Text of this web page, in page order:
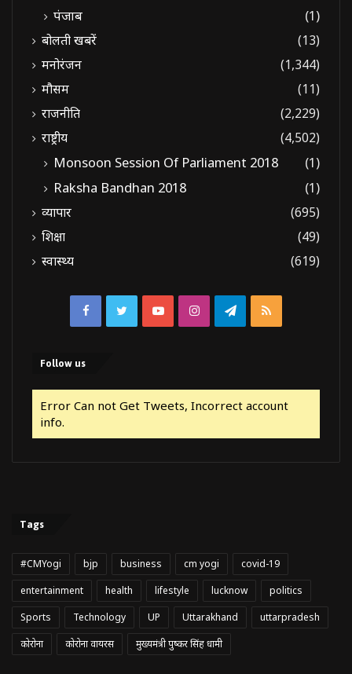
पंजाब
(1)
बोलती खबरें
(13)
मनोरंजन
(1,344)
मौसम
(11)
राजनीति
(2,229)
राष्ट्रीय
(4,502)
Monsoon Session Of Parliament 2018
(1)
Raksha Bandhan 2018
(1)
व्यापार
(695)
शिक्षा
(49)
स्वास्थ्य
(619)
FacebookTwitterYouTubeInstagramTelegram
RSS
Follow us
Error Can not Get Tweets, Incorrect account
info.
Tags
#CMYogi bjp business cm yogi
covid-19
entertainment
health lifestyle lucknow
politics
Sports
Technology UP Uttarakhand
uttarpradesh
कोरोना
कोरोना वायरस मुख्यमंत्री पुष्कर सिंह धामी